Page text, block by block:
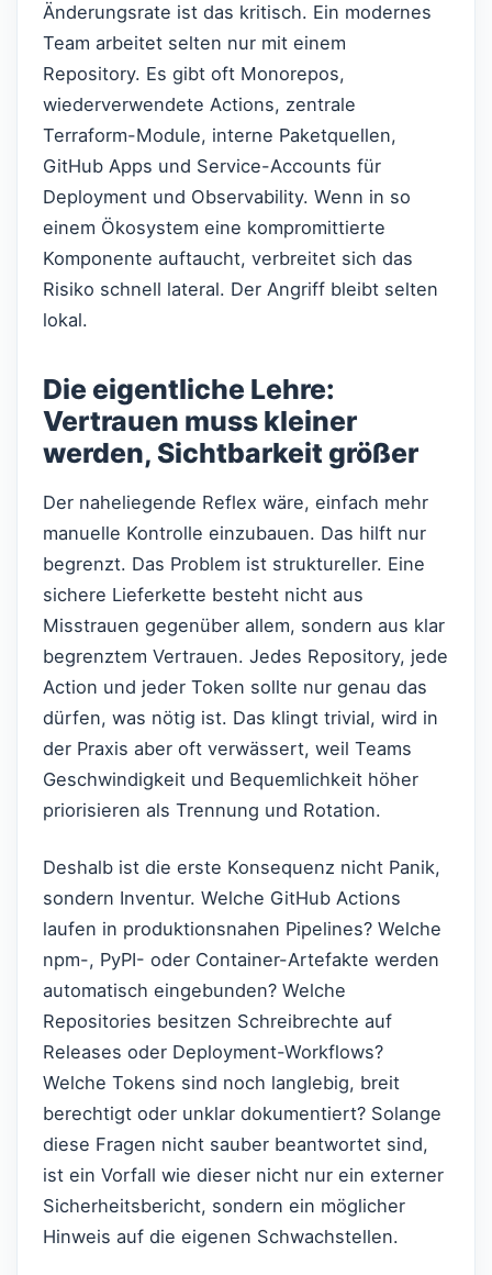
Änderungsrate ist das kritisch. Ein modernes
Team arbeitet selten nur mit einem
Repository. Es gibt oft Monorepos,
wiederverwendete Actions, zentrale
Terraform-Module, interne Paketquellen,
GitHub Apps und Service-Accounts für
Deployment und Observability. Wenn in so
einem Ökosystem eine kompromittierte
Komponente auftaucht, verbreitet sich das
Risiko schnell lateral. Der Angriff bleibt selten
lokal.
Die eigentliche Lehre:
Vertrauen muss kleiner
werden, Sichtbarkeit größer
Der naheliegende Reflex wäre, einfach mehr
manuelle Kontrolle einzubauen. Das hilft nur
begrenzt. Das Problem ist struktureller. Eine
sichere Lieferkette besteht nicht aus
Misstrauen gegenüber allem, sondern aus klar
begrenztem Vertrauen. Jedes Repository, jede
Action und jeder Token sollte nur genau das
dürfen, was nötig ist. Das klingt trivial, wird in
der Praxis aber oft verwässert, weil Teams
Geschwindigkeit und Bequemlichkeit höher
priorisieren als Trennung und Rotation.
Deshalb ist die erste Konsequenz nicht Panik,
sondern Inventur. Welche GitHub Actions
laufen in produktionsnahen Pipelines? Welche
npm-, PyPI- oder Container-Artefakte werden
automatisch eingebunden? Welche
Repositories besitzen Schreibrechte auf
Releases oder Deployment-Workflows?
Welche Tokens sind noch langlebig, breit
berechtigt oder unklar dokumentiert? Solange
diese Fragen nicht sauber beantwortet sind,
ist ein Vorfall wie dieser nicht nur ein externer
Sicherheitsbericht, sondern ein möglicher
Hinweis auf die eigenen Schwachstellen.